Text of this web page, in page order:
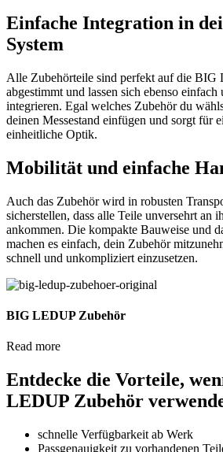
Einfache Integration in
System
Alle Zubehörteile sind perfekt auf die BIG
abgestimmt und lassen sich ebenso
integrieren. Egal welches Zubehör du
deinen Messestand einfügen und sorgt für
einheitliche Optik.
Mobilität und einfache
Auch das Zubehör wird in robusten
sicherstellen, dass alle Teile unversehrt an
ankommen. Die kompakte Bauweise und
machen es einfach, dein Zubehör
schnell und unkompliziert einzusetzen.
BIG LEDUP Zubehör
Read more
Entdecke die Vorteile,
LEDUP Zubehör
schnelle Verfügbarkeit ab Werk
Passgenauigkeit zu vorhandenen